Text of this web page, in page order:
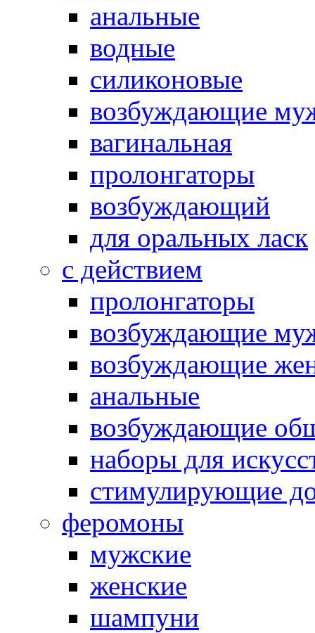
анальные
водные
силиконовые
возбуждающие
вагинальная
пролонгаторы
возбуждающий
для оральных ласк
с действием
пролонгаторы
возбуждающие
возбуждающие
анальные
возбуждающие
наборы для
стимулирующие
феромоны
мужские
женские
шампуни